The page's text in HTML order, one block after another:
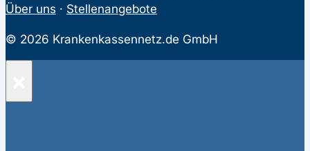
Über uns · Stellenangebote
© 2026 Krankenkassennetz.de GmbH